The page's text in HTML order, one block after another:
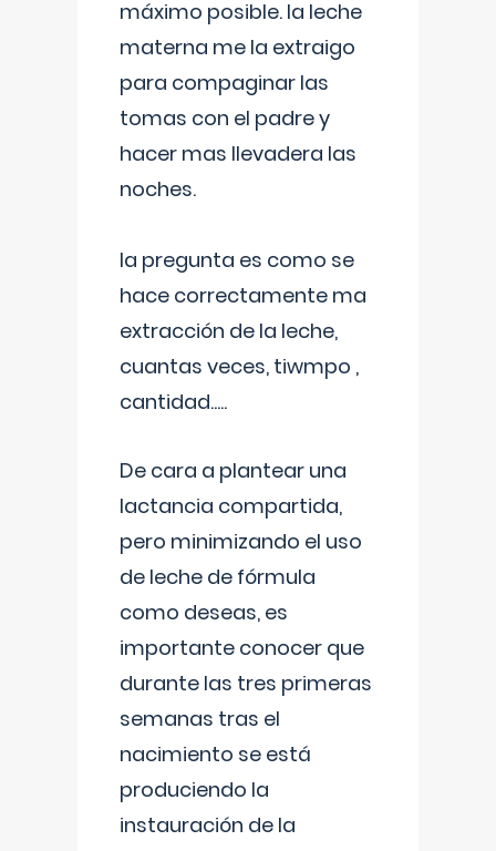
máximo posible. la leche
materna me la extraigo
para compaginar las
tomas con el padre y
hacer mas llevadera las
noches.
la pregunta es como se
hace correctamente ma
extracción de la leche,
cuantas veces, tiwmpo ,
cantidad.....
De cara a plantear una
lactancia compartida,
pero minimizando el uso
de leche de fórmula
como deseas, es
importante conocer que
durante las tres primeras
semanas tras el
nacimiento se está
produciendo la
instauración de la